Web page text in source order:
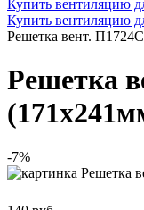
Купить вентиляцию
Купить вентиляцию
Решетка вент.
Решетка
-7%